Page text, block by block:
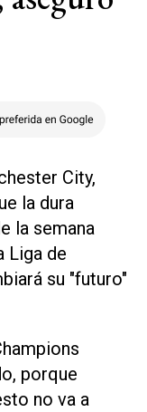
City,
la dura
la semana
Liga de
su "futuro"
porque
no va a